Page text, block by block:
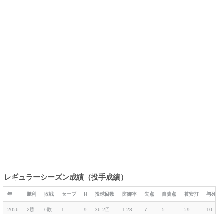
レギュラーシーズン成績（投手成績）
年 勝利 敗戦 セーブ H 投球回数 防御率 失点 自責点 被安打 与死
2026 2勝 0敗 1 9 36.2回 1.23 7 5 29 10